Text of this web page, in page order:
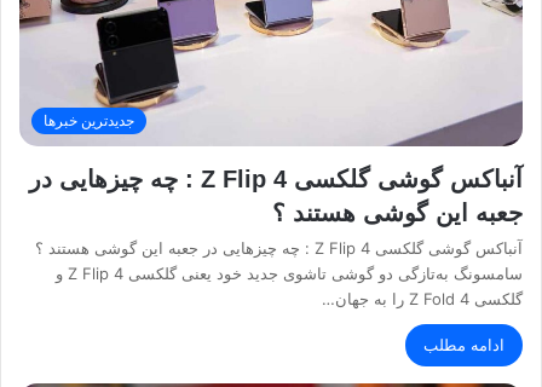
جدیدترین خبرها
آنباکس گوشی گلکسی Z Flip 4 : چه چیزهایی در
جعبه این گوشی هستند ؟
آنباکس گوشی گلکسی Z Flip 4 : چه چیزهایی در جعبه این گوشی هستند ؟
سامسونگ به‌تازگی دو گوشی تاشوی جدید خود یعنی گلکسی Z Flip 4 و
گلکسی Z Fold 4 را به جهان…
ادامه مطلب